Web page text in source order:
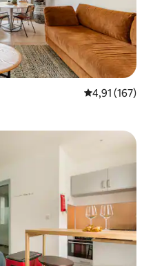
Note
4,91 (167)